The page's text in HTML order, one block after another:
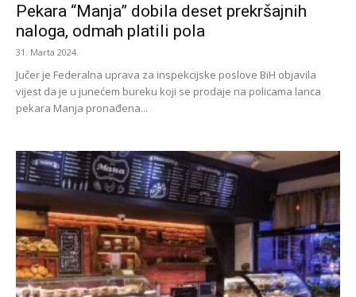
Pekara “Manja” dobila deset prekršajnih
naloga, odmah platili pola
31. Marta 2024.
Jučer je Federalna uprava za inspekcijske poslove BiH objavila
vijest da je u junećem bureku koji se prodaje na policama lanca
pekara Manja pronađena...